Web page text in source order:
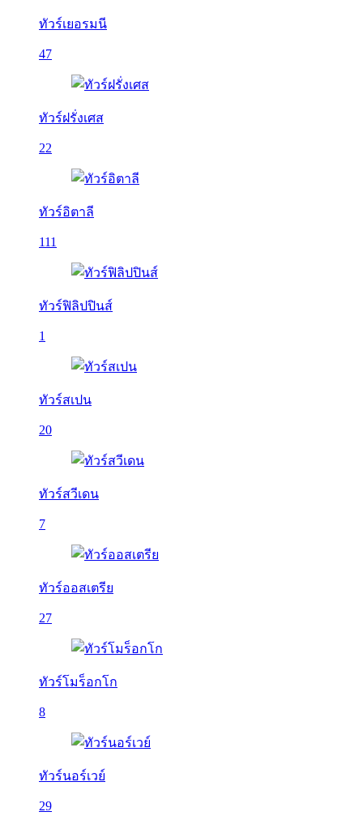
ทัวร์เยอรมนี
47
ทัวร์ฝรั่งเศส
22
ทัวร์อิตาลี
111
ทัวร์ฟิลิปปินส์
1
ทัวร์สเปน
20
ทัวร์สวีเดน
7
ทัวร์ออสเตรีย
27
ทัวร์โมร็อกโก
8
ทัวร์นอร์เวย์
29